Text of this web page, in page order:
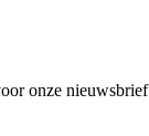
onze nieuwsbrief